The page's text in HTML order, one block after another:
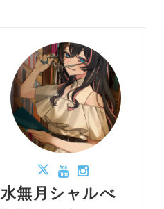
水無月シャルべ